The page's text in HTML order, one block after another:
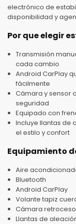
electrónico de
disponibilidad y
Por que elegir
Transmisión
cada cambio
Android CarPlay
fácilmente
Cámara y sensor
seguridad
Equipado con
Incluye llantas de
el estilo y confort
Equipamiento
Aire
Bluetooth
Android CarPlay
Volante tapiz
Cámara retroceso
Llantas de